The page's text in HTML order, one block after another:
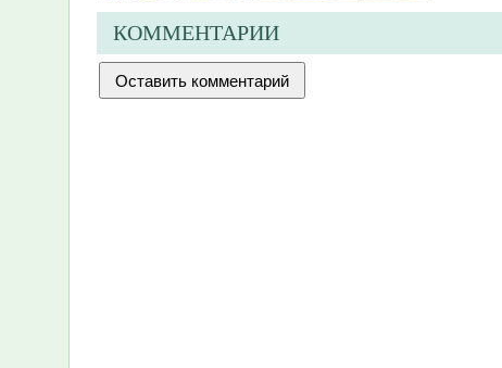
КОММЕНТАРИИ